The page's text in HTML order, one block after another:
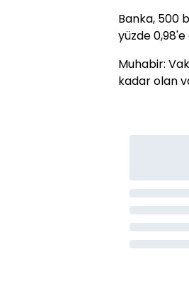
Banka, 500
yüzde 0,98'e
Muhabir:
kadar olan